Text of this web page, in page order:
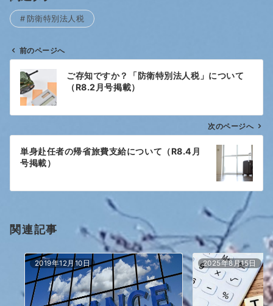
防衛特別法人税
ビ
ン
前のページへ
ご存知ですか？「防衛特別法人税」について
（R8.2月号掲載）
次のページへ
単身赴任者の帰省旅費支給について（R8.4月
号掲載）
関連記事
2019年12月10日 2025年8月15日